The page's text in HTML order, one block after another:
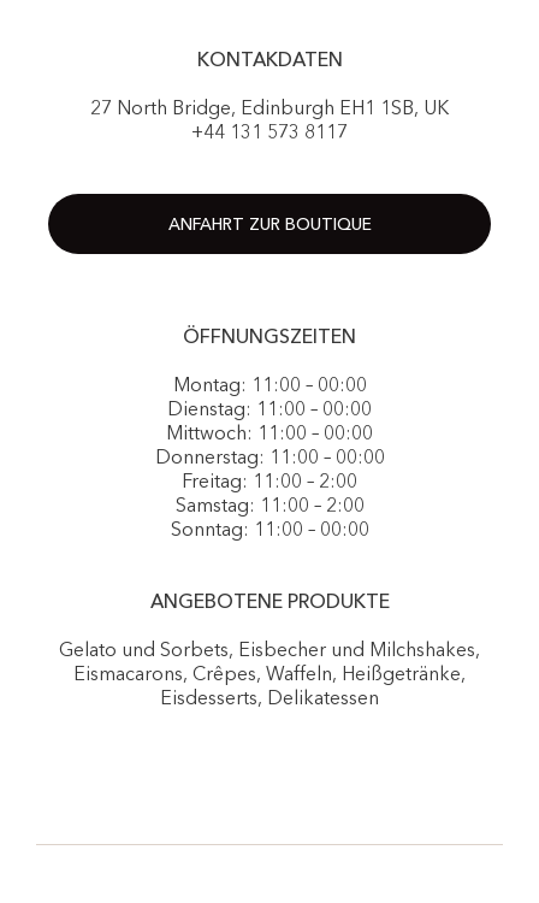
KONTAKDATEN
27 North Bridge, Edinburgh EH1 1SB, UK
+44 131 573 8117
ANFAHRT ZUR BOUTIQUE
ÖFFNUNGSZEITEN
Montag: 11:00 – 00:00
Dienstag: 11:00 – 00:00
Mittwoch: 11:00 – 00:00
Donnerstag: 11:00 – 00:00
Freitag: 11:00 – 2:00
Samstag: 11:00 – 2:00
Sonntag: 11:00 – 00:00
ANGEBOTENE PRODUKTE
Gelato und Sorbets, Eisbecher und Milchshakes,
Eismacarons, Crêpes, Waffeln, Heißgetränke,
Eisdesserts, Delikatessen